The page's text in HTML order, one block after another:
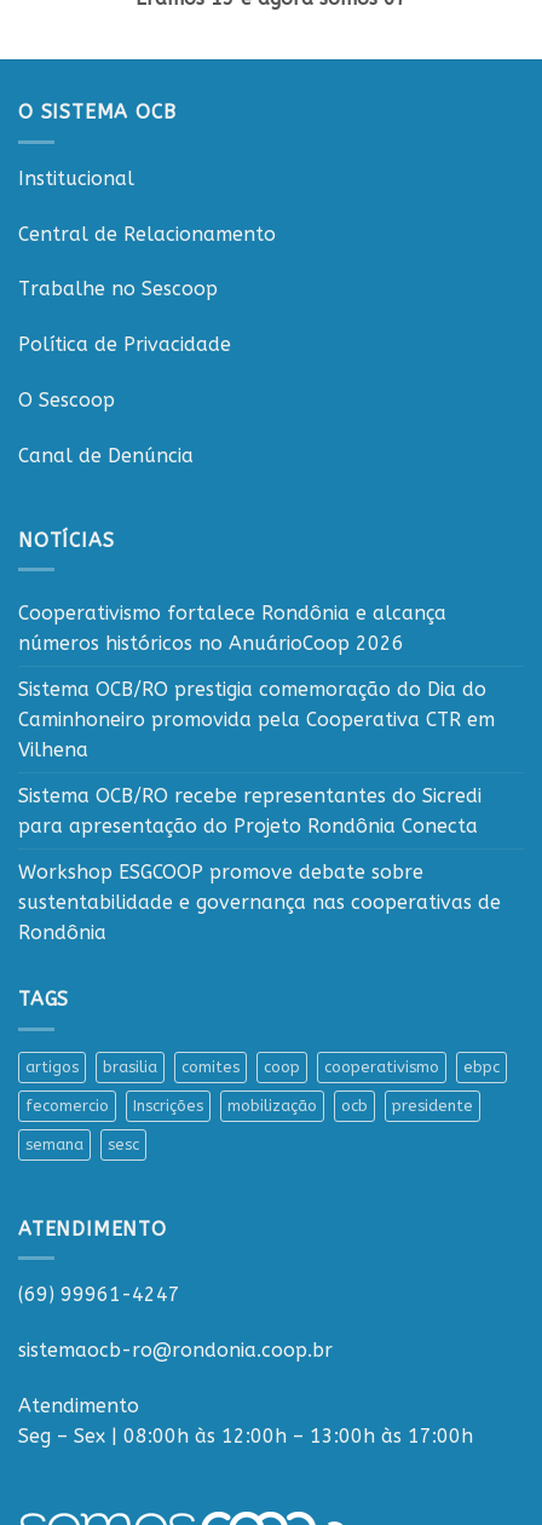
O SISTEMA OCB
Institucional
Central de Relacionamento
Trabalhe no Sescoop
Política de Privacidade
O Sescoop
Canal de Denúncia
NOTÍCIAS
Cooperativismo fortalece Rondônia e alcança
números históricos no AnuárioCoop 2026
Sistema OCB/RO prestigia comemoração do Dia do
Caminhoneiro promovida pela Cooperativa CTR em
Vilhena
Sistema OCB/RO recebe representantes do Sicredi
para apresentação do Projeto Rondônia Conecta
Workshop ESGCOOP promove debate sobre
sustentabilidade e governança nas cooperativas de
Rondônia
TAGS
artigos brasilia comites coop cooperativismo ebpc
fecomercio Inscrições mobilização ocb presidente
semana sesc
ATENDIMENTO
(69) 99961-4247
sistemaocb-ro@rondonia.coop.br
Atendimento
Seg – Sex | 08:00h às 12:00h – 13:00h às 17:00h